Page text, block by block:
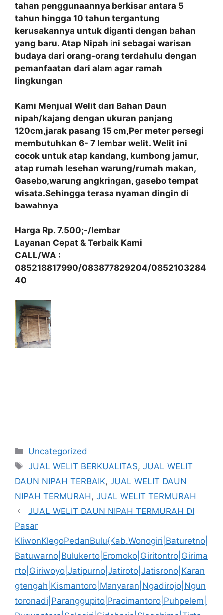
tahan penggunaannya berkisar antara 5
tahun hingga 10 tahun tergantung
kerusakannya untuk diganti dengan bahan
yang baru. Atap Nipah ini sebagai warisan
budaya dari orang-orang terdahulu dengan
pemanfaatan dari alam agar ramah
lingkungan
Kami Menjual Welit dari Bahan Daun
nipah/kajang dengan ukuran panjang
120cm,jarak pasang 15 cm,Per meter persegi
membutuhkan 6- 7 lembar welit. Welit ini
cocok untuk atap kandang, kumbong jamur,
atap rumah lesehan warung/rumah makan,
Gasebo,warung angkringan, gasebo tempat
wisata.Sehingga terasa nyaman dingin di
bawahnya
Harga Rp. 7.500;-/lembar
Layanan Cepat & Terbaik Kami
CALL/WA :
085218817990/083877829204/0852103284
40
Kategori
Uncategorized
Tag
JUAL WELIT BERKUALITAS,JUAL WELIT
DAUN NIPAH TERBAIK, JUAL WELIT DAUN
NIPAH TERMURAH , JUAL WELIT TERMURAH
JUAL WELIT DAUN NIPAH TERMURAH DI
Pasar
KliwonKlegoPedanBulu{Kab.Wonogiri|Baturetno|
Batuwarno|Bulukerto|Eromoko|Giritontro|Girima
rto|Giriwoyo|Jatipurno|Jatiroto|Jatisrono|Karan
gtengah|Kismantoro|Manyaran|Ngadirojo|Ngun
toronadi|Paranggupito|Pracimantoro|Puhpelem|